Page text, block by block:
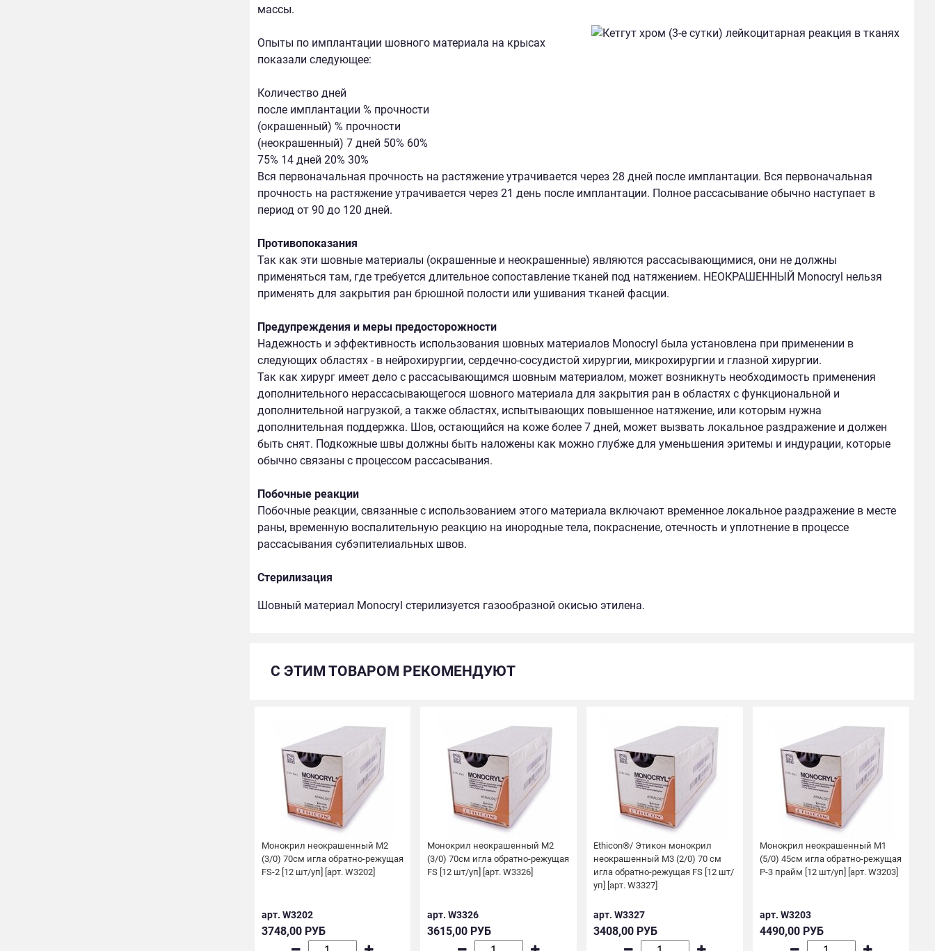
массы.
Опыты по имплантации шовного материала на крысах
показали следующее:
Количество дней
после имплантации % прочности
(окрашенный) % прочности
(неокрашенный) 7 дней 50% 60%
75% 14 дней 20% 30%
Вся первоначальная прочность на растяжение утрачивается через 28 дней после имплантации. Вся первоначальная
прочность на растяжение утрачивается через 21 день после имплантации. Полное рассасывание обычно наступает в
период от 90 до 120 дней.
Противопоказания
Так как эти шовные материалы (окрашенные и неокрашенные) являются рассасывающимися, они не должны
применяться там, где требуется длительное сопоставление тканей под натяжением. НЕОКРАШЕННЫЙ Monocryl нельзя
применять для закрытия ран брюшной полости или ушивания тканей фасции.
Предупреждения и меры предосторожности
Надежность и эффективность использования шовных материалов Monocryl была установлена при применении в
следующих областях - в нейрохирургии, сердечно-сосудистой хирургии, микрохирургии и глазной хирургии.
Так как хирург имеет дело с рассасывающимся шовным материалом, может возникнуть необходимость применения
дополнительного нерассасывающегося шовного материала для закрытия ран в областях с функциональной и
дополнительной нагрузкой, а также областях, испытывающих повышенное натяжение, или которым нужна
дополнительная поддержка. Шов, остающийся на коже более 7 дней, может вызвать локальное раздражение и должен
быть снят. Подкожные швы должны быть наложены как можно глубже для уменьшения эритемы и индурации, которые
обычно связаны с процессом рассасывания.
Побочные реакции
Побочные реакции, связанные с использованием этого материала включают временное локальное раздражение в месте
раны, временную воспалительную реакцию на инородные тела, покраснение, отечность и уплотнение в процессе
рассасывания субэпителиальных швов.
Стерилизация
Шовный материал Monocryl стерилизуется газообразной окисью этилена.
С ЭТИМ ТОВАРОМ РЕКОМЕНДУЮТ
Монокрил неокрашенный М2
(3/0) 70см игла обратно-режущая
FS-2 [12 шт/уп] [арт. W3202]
арт. W3202
3748,00 РУБ
Монокрил неокрашенный М2
(3/0) 70см игла обратно-режущая
FS [12 шт/уп] [арт. W3326]
арт. W3326
3615,00 РУБ
Ethicon®/ Этикон монокрил
неокрашенный М3 (2/0) 70 см
игла обратно-режущая FS [12 шт/
уп] [арт. W3327]
арт. W3327
3408,00 РУБ
Монокрил неокрашенный М1
(5/0) 45см игла обратно-режущая
Р-3 прайм [12 шт/уп] [арт. W3203]
арт. W3203
4490,00 РУБ